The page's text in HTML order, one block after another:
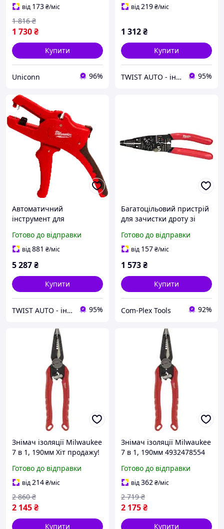
від 173₴/міс
1 730₴
1 816 ₴
Купити
Uniconn 96%
від219₴/міс
1 312₴
Купити
TWIST AUTO - інструмент за доступною ціною 95%
Автоматичний
інструмент для
MILWAUKEE MILWAUKEE
ACC 4932498268
Готово до відправки
від881 ₴/міс
5 287₴
Купити
TWIST AUTO - інструмент за доступною ціною 95%
Багатоцільовий пристрій
для зачистки дроту зі
(4932493816)
Готово до відправки
від 157₴/міс
1 573₴
Купити
Com-Plex Tools 92%
Знімач ізоляції Milwaukee
7 в 1, 190мм Хіт продажу!
Готово до відправки
від214₴/міс
2 145₴
2 860 ₴
Купити
Знімач ізоляції Milwaukee
7 в 1, 190мм 4932478554
Готово до відправки
від362₴/міс
2 175₴
2 719 ₴
Купити